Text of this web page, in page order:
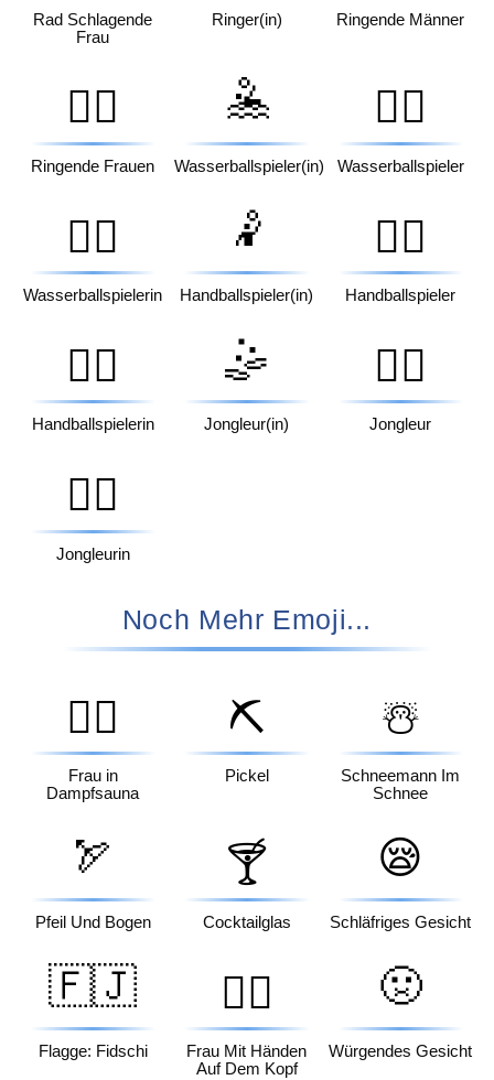
Rad Schlagende
Frau
Ringer(in) Ringende Männer
🤼‍♀️
Ringende Frauen
🤽
Wasserballspieler(in)
🤽‍♂️
Wasserballspieler
🤽‍♀️
Wasserballspielerin
🤾
Handballspieler(in)
🤾‍♂️
Handballspieler
🤾‍♀️
Handballspielerin
🤹
Jongleur(in)
🤹‍♂️
Jongleur
🤹‍♀️
Jongleurin
Noch Mehr Emoji...
🧖‍♀️
Frau in
Dampfsauna
⛏️
Pickel
☃️
Schneemann Im
Schnee
🏹
Pfeil Und Bogen
🍸
Cocktailglas
😪
Schläfriges Gesicht
🇫🇯
Flagge: Fidschi
🙆‍♀️
Frau Mit Händen
Auf Dem Kopf
🤢
Würgendes Gesicht